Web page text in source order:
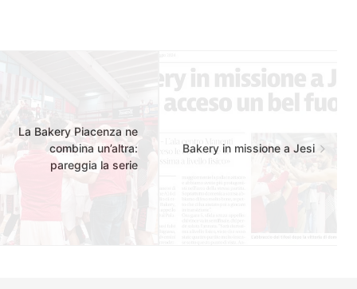
La Bakery Piacenza ne
combina un’altra:
pareggia la serie
Bakery in missione a Jesi